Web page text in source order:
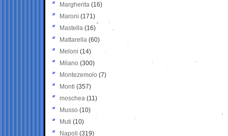
Margherita (16)
Maroni (171)
Mastella (16)
Mattarella (60)
Meloni (14)
Milano (300)
Montezemolo (7)
Monti (357)
moschea (11)
Musso (10)
Muti (10)
Napoli (319)